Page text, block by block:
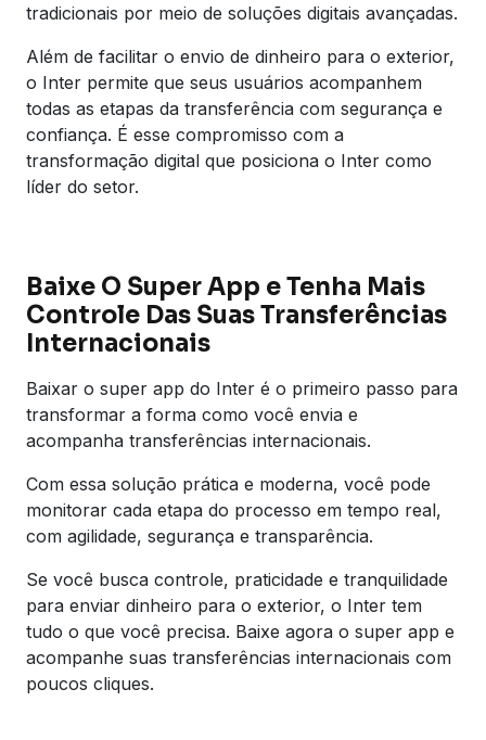
tradicionais por meio de soluções digitais avançadas.
Além de facilitar o envio de dinheiro para o exterior,
o Inter permite que seus usuários acompanhem
todas as etapas da transferência com segurança e
confiança. É esse compromisso com a
transformação digital que posiciona o Inter como
líder do setor.
Baixe O Super App e Tenha Mais
Controle Das Suas Transferências
Internacionais
Baixar o super app do Inter é o primeiro passo para
transformar a forma como você envia e
acompanha transferências internacionais.
Com essa solução prática e moderna, você pode
monitorar cada etapa do processo em tempo real,
com agilidade, segurança e transparência.
Se você busca controle, praticidade e tranquilidade
para enviar dinheiro para o exterior, o Inter tem
tudo o que você precisa. Baixe agora o super app e
acompanhe suas transferências internacionais com
poucos cliques.